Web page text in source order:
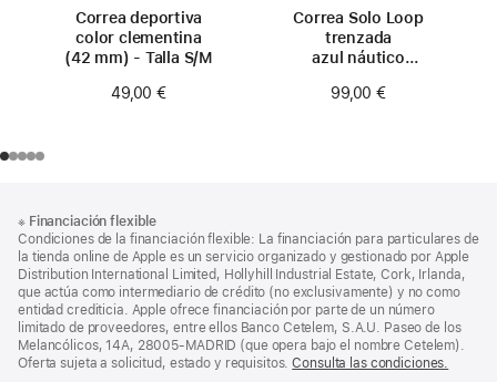
Correa deportiva
color clementina
(42 mm) - Talla S/M
49,00 €
Correa Solo Loop
trenzada
azul náutico
99,00 €
a
pie
de
página
al
pie
※ Financiación flexible
Condiciones de la financiación flexible: La financiación para particulares de
la tienda online de Apple es un servicio organizado y gestionado por Apple
Distribution International Limited, Hollyhill Industrial Estate, Cork, Irlanda,
que actúa como intermediario de crédito (no exclusivamente) y no como
entidad crediticia. Apple ofrece financiación por parte de un número
limitado de proveedores, entre ellos Banco Cetelem, S.A.U. Paseo de los
Melancólicos, 14A, 28005-MADRID (que opera bajo el nombre Cetelem).
Oferta sujeta a solicitud, estado y requisitos.Consulta las condiciones.